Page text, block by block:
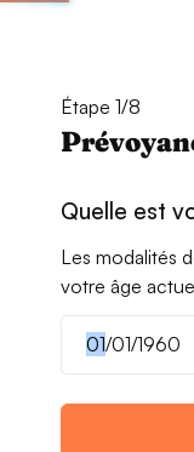
Étape 1/8
Quelle est
Les modalités
votre âge